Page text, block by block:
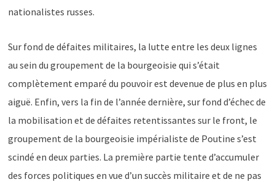
nationalistes russes.
Sur fond de défaites militaires, la lutte entre les deux lignes
au sein du groupement de la bourgeoisie qui s’était
complètement emparé du pouvoir est devenue de plus en plus
aiguë. Enfin, vers la fin de l’année dernière, sur fond d’échec de
la mobilisation et de défaites retentissantes sur le front, le
groupement de la bourgeoisie impérialiste de Poutine s’est
scindé en deux parties. La première partie tente d’accumuler
des forces politiques en vue d’un succès militaire et de ne pas